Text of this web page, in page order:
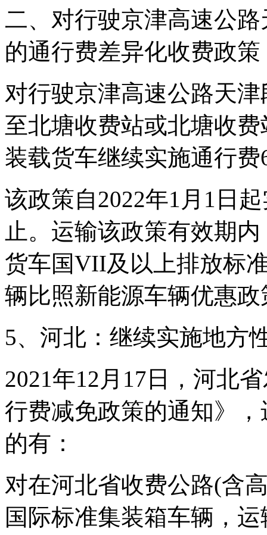
二、对行驶京津高速公
的通行费差异化收费政策
对行驶京津高速公路天
至北塘收费站或北塘收
装载货车继续实施通行
该政策自2022年1月1日
止。运输该政策有效期
货车国VII及以上排放标
辆比照新能源车辆优惠
5、河北：继续实施地方
2021年12月17日，河北
行费减免政策的通知》
的有：
对在河北省收费公路(含
国际标准集装箱车辆，